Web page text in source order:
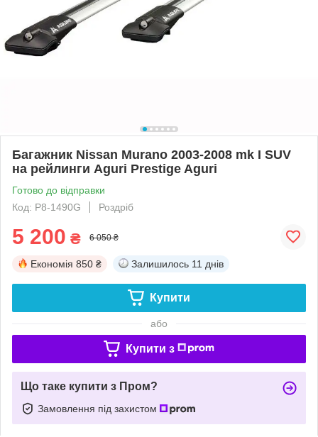
Багажник Nissan Murano 2003-2008 mk I SUV
на рейлинги Aguri Prestige Aguri
Готово до відправки
Код: P8-1490G
Роздріб
5 200 ₴ 6 050 ₴
Економія 850 ₴ Залишилось 11 днів
Купити
або
Купити з
Що таке купити з Пром?
Замовлення під захистом